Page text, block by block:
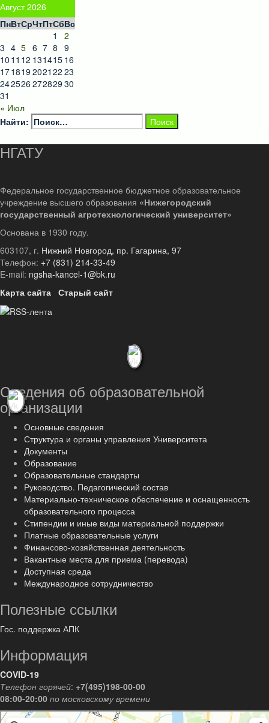
Август 2026
ПнВтСрЧтПтСбВс
1
2
3 4 5 6 7 8 9
10 11 12 131415 16
171819 2021 22 23
242526 272829 30
31
« Июл
Найти:
НГАТУ
Федеральное государственное бюджетное образовательное
учреждение высшего образования «Нижегородский
государственный агротехнологический университет»
Основана в 1930 году.
603107, г. Нижний Новгород, пр. Гагарина, 97
Телефон: +7 (831) 214-33-49
E-mail: ngsha-kancel-1@bk.ru
Карта сайта Старый сайт
Сведения об образовательной
организации
Основные сведения
Структура и органы управления Университета
Документы
Образование
Образовательные стандарты
Руководство. Педагогический состав
Материально-техническое обеспечение и оснащенность
образовательного процесса
Стипендии и иные виды материальной поддержки
Платные образовательные услуги
Финансово-хозяйственная деятельность
Вакантные места для приема (перевода)
Доступная среда
Международное сотрудничество
Полезные ссылки
Гос. поддержка АПК
Информация
COVID-19
Телефон горячей: +7(495)198-00-00
08:00-20:00 по московскому времени